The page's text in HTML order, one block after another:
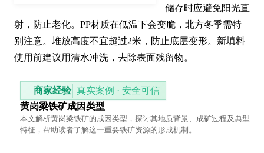
储存时应避免阳光直
射，防止老化。PP材质在低温下会变脆，北方冬季需特
别注意。堆放高度不宜超过2米，防止底层变形。新填料
使用前建议用清水冲洗，去除表面残留物。
商家经验 真实案例 · 安全可信
黄岗梁铁矿成因类型
本文解析黄岗梁铁矿的成因类型，探讨其地质背景、成矿过程及典型
特征，帮助读者了解这一重要铁矿资源的形成机制。